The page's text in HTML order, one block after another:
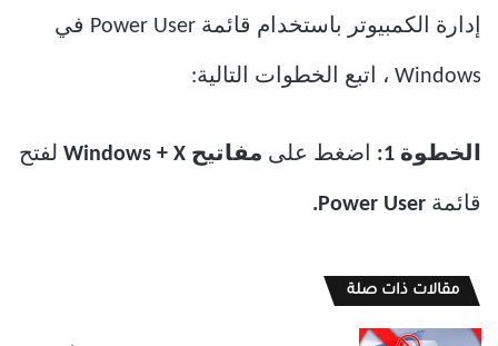
إدارة الكمبيوتر باستخدام قائمة Power User في
Windows ، اتبع الخطوات التالية:
الخطوة 1: اضغط على مفاتيح Windows + X لفتح
قائمة Power User.
مقالات ذات صلة